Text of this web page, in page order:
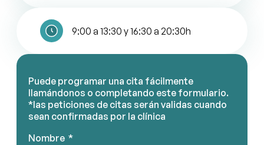
9:00 a 13:30 y 16:30 a 20:30h
Puede programar una cita fácilmente
llamándonos o completando este formulario.
*las peticiones de citas serán validas cuando
sean confirmadas por la clínica
Nombre